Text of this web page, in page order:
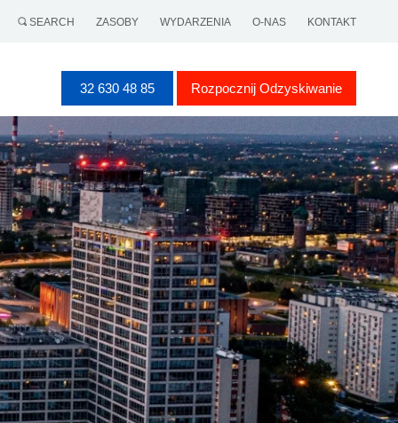
SEARCH ZASOBY WYDARZENIA O-NAS KONTAKT
32 630 48 85 Rozpocznij Odzyskiwanie